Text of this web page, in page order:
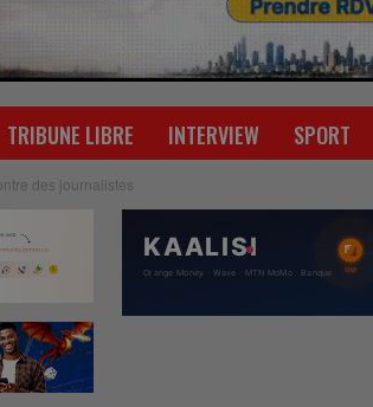
TRIBUNE LIBRE INTERVIEW SPORT
des journalistes